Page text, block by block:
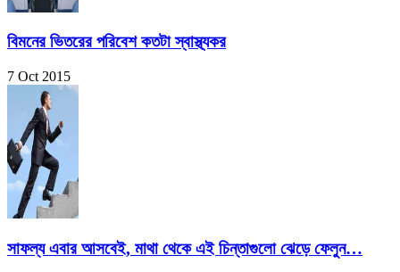
বিমনের ভিতরের পরিবেশ কতটা স্বাস্থ্যকর
7 Oct 2015
সাফল্য এবার আসবেই, মাথা থেকে এই চিন্তাগুলো ঝেড়ে ফেলুন…